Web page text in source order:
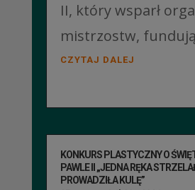
II, który wsparł
mistrzostw,
CZYTAJ DALEJ
KONKURS PLASTYCZNY O
PAWLE II „JEDNA RĘKA
PROWADZIŁA KULĘ”